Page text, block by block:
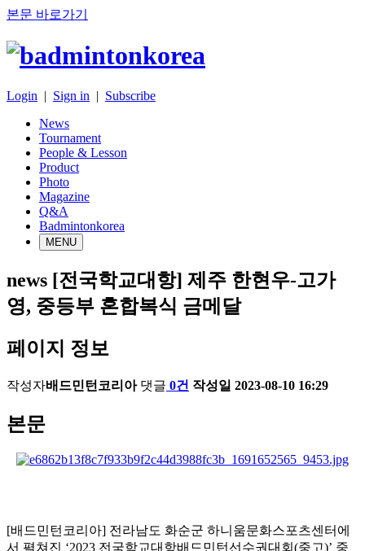
본문 바로가기
Login | Sign in | Subscribe
News
Tournament
People & Lesson
Product
Photo
Magazine
Q&A
Badmintonkorea
MENU
news [전국학교대항] 제주 한현우-고가
영, 중등부 혼합복식 금메달
페이지 정보
작성자배드민턴코리아 댓글 0건 작성일 2023-08-10 16:29
본문
[배드민턴코리아] 전라남도 화순군 하니움문화스포츠센터에
서 펼쳐진 ‘2023 전국학교대항배드민턴선수권대회 (중고)’ 중